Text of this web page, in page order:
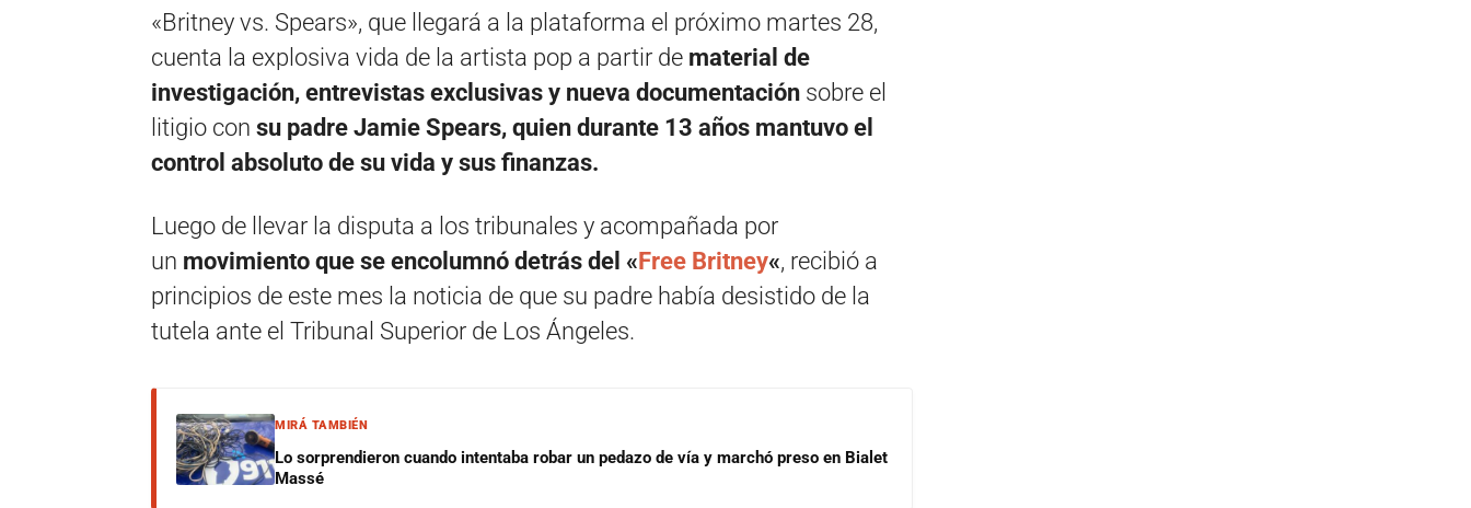
«Britney vs. Spears», que llegará a la plataforma el próximo martes 28,
cuenta la explosiva vida de la artista pop a partir de material de
investigación, entrevistas exclusivas y nueva documentación sobre el
litigio con su padre Jamie Spears, quien durante 13 años mantuvo el
control absoluto de su vida y sus finanzas.
Luego de llevar la disputa a los tribunales y acompañada por
un movimiento que se encolumnó detrás del «Free Britney«, recibió a
principios de este mes la noticia de que su padre había desistido de la
tutela ante el Tribunal Superior de Los Ángeles.
MIRÁ TAMBIÉN
Lo sorprendieron cuando intentaba robar un pedazo de vía y marchó preso en Bialet
Massé